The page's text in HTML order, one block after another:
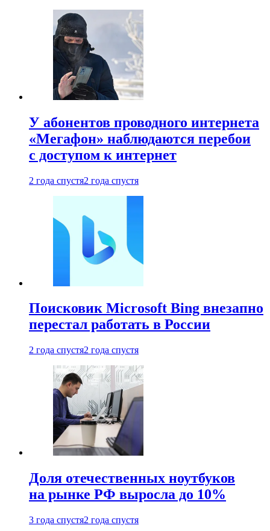
У абонентов проводного интернета
«Мегафон» наблюдаются перебои
с доступом к интернет
2 года спустя2 года спустя
Поисковик Microsoft Bing внезапно
перестал работать в России
2 года спустя2 года спустя
Доля отечественных ноутбуков
на рынке РФ выросла до 10%
3 года спустя2 года спустя